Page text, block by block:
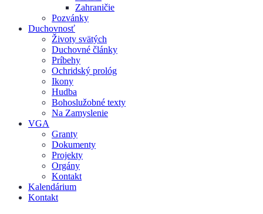
Zahraničie
Pozvánky
Duchovnosť
Životy svätých
Duchovné články
Príbehy
Ochridský prológ
Ikony
Hudba
Bohoslužobné texty
Na Zamyslenie
VGA
Granty
Dokumenty
Projekty
Orgány
Kontakt
Kalendárium
Kontakt